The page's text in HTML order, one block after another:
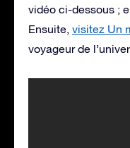
vidéo ci-dessous ;
Ensuite, visitez Un
voyageur de